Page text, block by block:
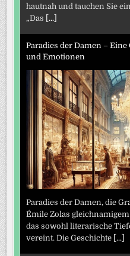
hautnah und tauchen Sie
„Das
[...]
Paradies der Damen –
und Emotionen
Paradies der Damen, die
Émile Zolas
das sowohl literarische
vereint. Die Geschichte [...]